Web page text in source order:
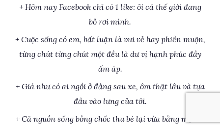
+ Hôm nay Facebook chỉ có 1 like: ôi cả thế giới đang
bỏ rơi mình.
+ Cuộc sống có em, bất luận là vui vẻ hay phiền muộn,
từng chút từng chút một đều là dư vị hạnh phúc đầy
ấm áp.
+ Giá như có ai ngồi ở đằng sau xe, ôm thật lâu và tựa
đầu vào lưng của tôi.
+ Cả nguồn sống bỗng chốc thu bé lại vừa bằng một cô